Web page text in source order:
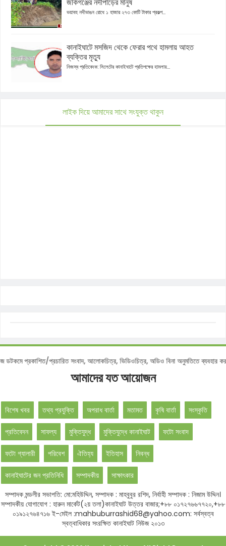
ভয়াবহ নদীভাঙন রোধে ১ হাজার ২৭৩ কোটি টাকার প্রকল্প...
কানাইঘাটে মসজিদ থেকে ফেরার পথে হামলায় আহত
ব্যক্তির মৃত্যু
নিজস্ব প্রতিবেদক: সিলেটের কানাইঘাটে প্রতিপক্ষের হামলায়...
লাইক দিয়ে আমাদের সাথে সংযুক্ত থাকুন
প্রকাশিত/প্রচারিত সংবাদ, আলোকচিত্র, ভিডিওচিত্র, অডিও বিনা অনুমতিতে ব্যবহার করা
আমাদের যত আয়োজন
বিশেষ খবর তথ্য প্রযুক্তি অপরাধ বার্তা মতামত কৃষি বার্তা সংস্কৃতি
প্রতিবেদন সাফল্য মুক্তিযুদ্ধ মুক্তিযুদ্ধে কানাইঘাট ফটো সংবাদ
ফটো গ্যালারী পরিবেশ ঐতিহ্য ইতিহাস নিবন্ধ
কানাইঘাটের জন প্রতিনিধি সম্পাদকীয়
সাক্ষাৎকার
সম্পাদক মন্ডলীর সভাপতি: মো:মহিউদ্দিন, সম্পাদক : মাহবুবুর রশিদ, নির্বাহী সম্পাদক : নিজাম উদ্দিন।
সম্পাদকীয় যোগাযোগ : হারুন মার্কেট(২য় তলা)কানাইঘাট উত্তর বাজার;+৮৮ ০১৭২৭৬৬৭৭২০,+৮৮
০১৯১২৭৬৪৭১৬ ই-মেইল :mahbuburrashid68@yahoo.com: সর্বস্বত্ব
স্বত্বাধিকার সংরক্ষিত কানাইঘাট নিউজ ২০১৩